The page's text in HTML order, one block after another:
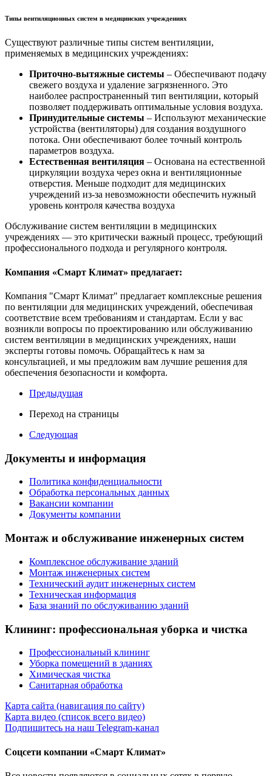
Типы вентиляционных систем в медицинских учреждениях
Существуют различные типы систем вентиляции,
применяемых в медицинских учреждениях:
Приточно-вытяжные системы – Обеспечивают подачу
свежего воздуха и удаление загрязненного. Это
наиболее распространенный тип вентиляции, который
позволяет поддерживать оптимальные условия воздуха.
Принудительные системы – Используют механические
устройства (вентиляторы) для создания воздушного
потока. Они обеспечивают более точный контроль
параметров воздуха.
Естественная вентиляция – Основана на естественной
циркуляции воздуха через окна и вентиляционные
отверстия. Меньше подходит для медицинских
учреждений из-за невозможности обеспечить нужный
уровень контроля качества воздуха
Обслуживание систем вентиляции в медицинских
учреждениях — это критически важный процесс, требующий
профессионального подхода и регулярного контроля.
Компания «Смарт Климат» предлагает:
Компания "Смарт Климат" предлагает комплексные решения
по вентиляции для медицинских учреждений, обеспечивая
соответствие всем требованиям и стандартам. Если у вас
возникли вопросы по проектированию или обслуживанию
систем вентиляции в медицинских учреждениях, наши
эксперты готовы помочь. Обращайтесь к нам за
консультацией, и мы предложим вам лучшие решения для
обеспечения безопасности и комфорта.
Предыдущая
Переход на страницы
Следующая
Документы и информация
Политика конфиденциальности
Обработка персональных данных
Вакансии компании
Документы компании
Монтаж и обслуживание инженерных систем
Комплексное обслуживание зданий
Монтаж инженерных систем
Технический аудит инженерных систем
Техническая информация
База знаний по обслуживанию зданий
Клининг: профессиональная уборка и чистка
Профессиональный клининг
Уборка помещений в зданиях
Химическая чистка
Санитарная обработка
Карта сайта (навигация по сайту)
Карта видео (список всего видео)
Подпишитесь на наш Telegram-канал
Соцсети компании «Смарт Климат»